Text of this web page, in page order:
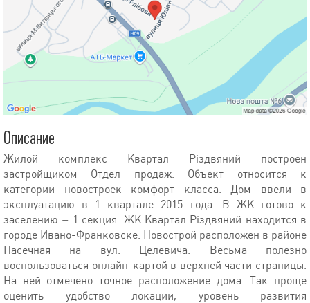
Описание
Жилой комплекс Квартал Різдвяний построен
застройщиком Отдел продаж. Объект относится к
категории новостроек комфорт класса. Дом ввели в
эксплуатацию в 1 квартале 2015 года. В ЖК готово к
заселению – 1 секция. ЖК Квартал Різдвяний находится в
городе Ивано-Франковске. Новострой расположен в районе
Пасечная на вул. Целевича. Весьма полезно
воспользоваться онлайн-картой в верхней части страницы.
На ней отмечено точное расположение дома. Так проще
оценить удобство локации, уровень развития